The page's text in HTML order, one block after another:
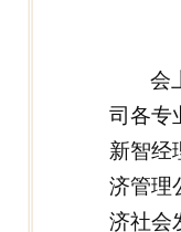
会
司各专
新智经
济管理
济社会